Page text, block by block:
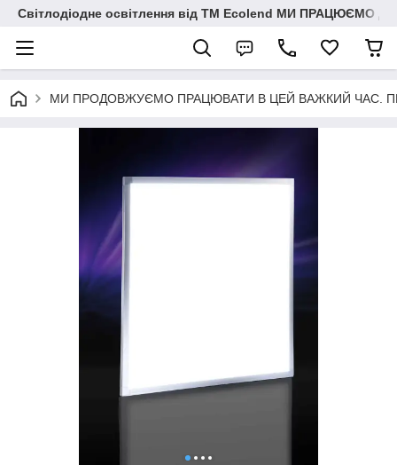
Світлодіодне освітлення від ТМ Ecolend МИ ПРАЦЮЄМО
МИ ПРОДОВЖУЄМО ПРАЦЮВАТИ В ЦЕЙ ВАЖКИЙ ЧАС.